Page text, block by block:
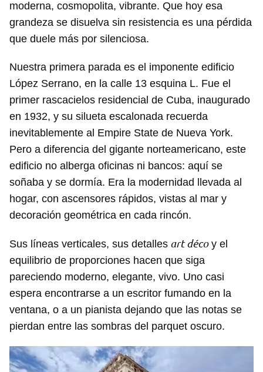
moderna, cosmopolita, vibrante. Que hoy esa
grandeza se disuelva sin resistencia es una pérdida
que duele más por silenciosa.
Nuestra primera parada es el imponente edificio
López Serrano, en la calle 13 esquina L. Fue el
primer rascacielos residencial de Cuba, inaugurado
en 1932, y su silueta escalonada recuerda
inevitablemente al Empire State de Nueva York.
Pero a diferencia del gigante norteamericano, este
edificio no alberga oficinas ni bancos: aquí se
soñaba y se dormía. Era la modernidad llevada al
hogar, con ascensores rápidos, vistas al mar y
decoración geométrica en cada rincón.
Sus líneas verticales, sus detalles art décoy el
equilibrio de proporciones hacen que siga
pareciendo moderno, elegante, vivo. Uno casi
espera encontrarse a un escritor fumando en la
ventana, o a un pianista dejando que las notas se
pierdan entre las sombras del parquet oscuro.